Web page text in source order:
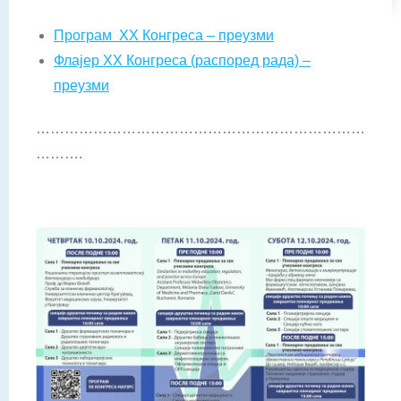
Програм XX Конгреса – преузми
Флајер XX Конгреса (распоред рада) –
преузми
……………………………………………………………
……….